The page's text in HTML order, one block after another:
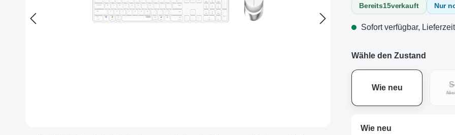
Bereits15verkauft Nur
Sofort verfügbar,
Wähle den Zustand
Wie neu
Wie neu